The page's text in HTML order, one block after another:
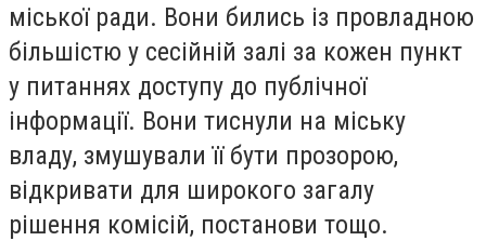
міської ради. Вони бились із провладною
більшістю у сесійній залі за кожен пункт
у питаннях доступу до публічної
інформації. Вони тиснули на міську
владу, змушували її бути прозорою,
відкривати для широкого загалу
рішення комісій, постанови тощо.